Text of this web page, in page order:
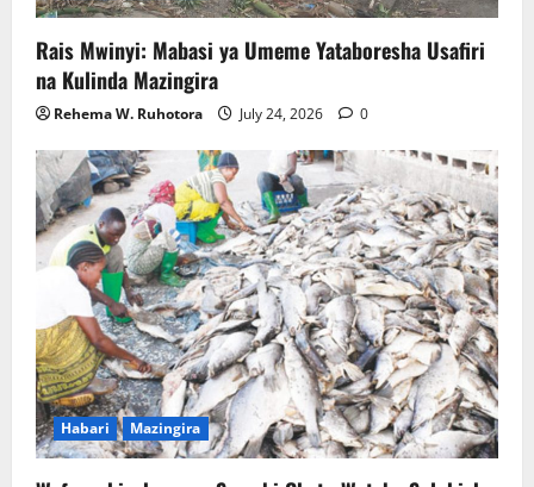
Rais Mwinyi: Mabasi ya Umeme Yataboresha Usafiri
na Kulinda Mazingira
Rehema W. Ruhotora July 24, 2026 0
Habari Mazingira